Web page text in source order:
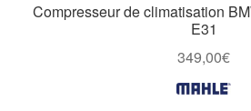
Compresseur de climatisation
E31
349,00€